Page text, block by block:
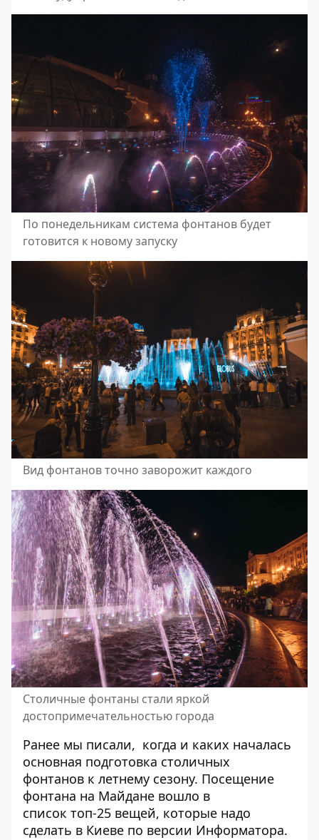
По понедельникам система фонтанов будет
готовится к новому запуску
Вид фонтанов точно заворожит каждого
Столичные фонтаны стали яркой
достопримечательностью города
Ранее мы писали, когда и каких началась
основная подготовка столичных
фонтанов к летнему сезону. Посещение
фонтана на Майдане вошло в
список топ-25 вещей, которые надо
сделать в Киеве по версии Информатора.